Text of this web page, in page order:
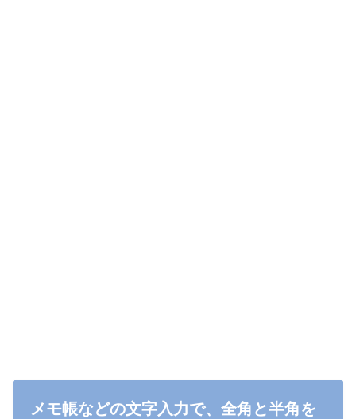
メモ帳などの文字入力で、全角と半角を